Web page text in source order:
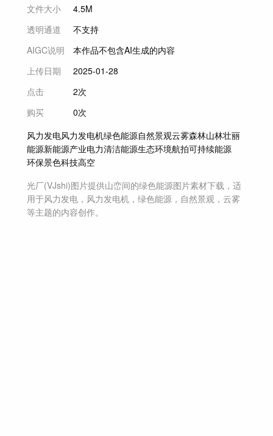
文件大小
4.5M
透明通道
不支持
AIGC说明
本作品不包含AI生成的内容
上传日期
2025-01-28
点击
2次
购买
0次
风力发电风力发电机绿色能源自然景观云雾森林山林壮丽
能源新能源产业电力清洁能源生态环境航拍可持续能源
环保景色科技高空
光厂(VJshi)图片提供山峦间的绿色能源图片素材下载，适
用于风力发电，风力发电机，绿色能源，自然景观，云雾
等主题的内容创作。